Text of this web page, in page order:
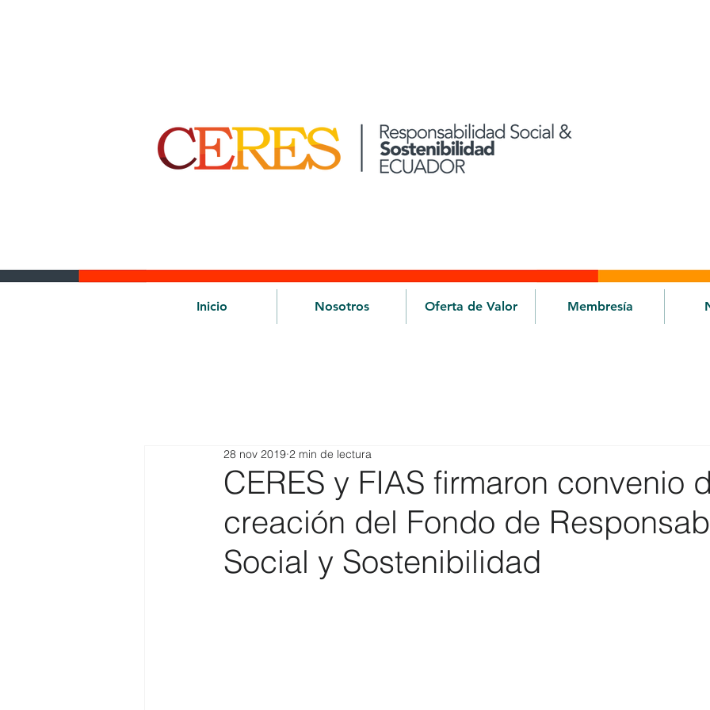
Inicio Nosotros Oferta de Valor Membresía
CERES y FIAS firmaron convenio
creación del Fondo de
Social y Sostenibilidad
28 nov 2019 2 min de lectura